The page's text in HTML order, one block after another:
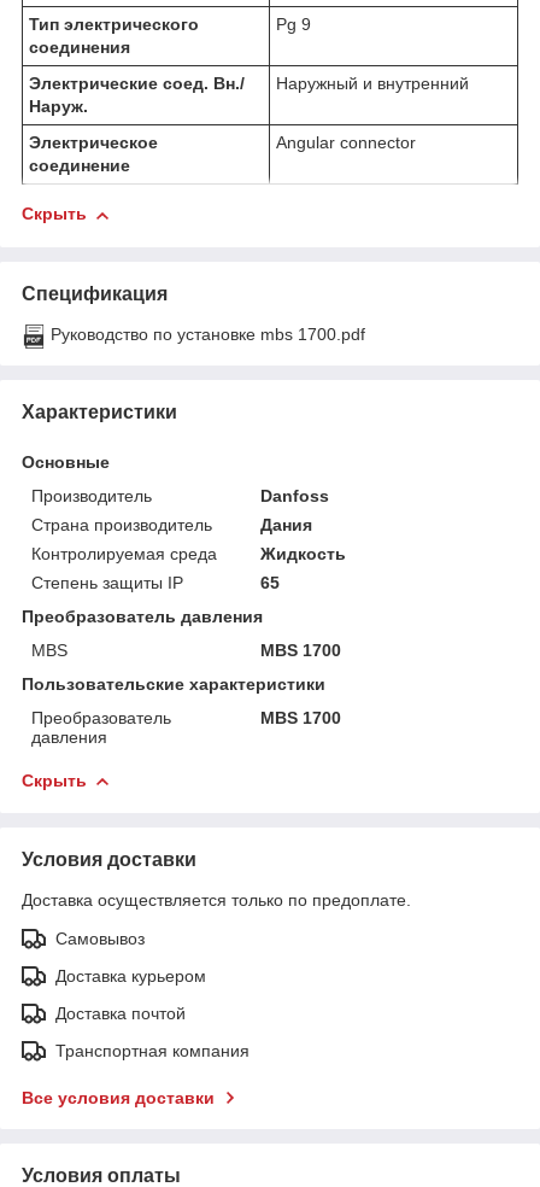
Тип электрического
соединения
Pg 9
Электрические соед. Вн./
Наруж.
Наружный и внутренний
Электрическое
соединение
Angular connector
Скрыть
Спецификация
Руководство по установке mbs 1700.pdf
Характеристики
Основные
Производитель
Danfoss
Страна производитель
Дания
Контролируемая среда
Жидкость
Степень защиты IP
65
Преобразователь давления
MBS
MBS 1700
Пользовательские характеристики
Преобразователь
давления
MBS 1700
Скрыть
Условия доставки
Доставка осуществляется только по предоплате.
Самовывоз
Доставка курьером
Доставка почтой
Транспортная компания
Все условия доставки
Условия оплаты